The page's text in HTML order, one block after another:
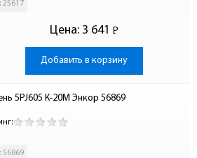
25617
Цена: 3 641 Р
-
Добавить в корзину
5PJ605 К-20М Энкор 56869
56869